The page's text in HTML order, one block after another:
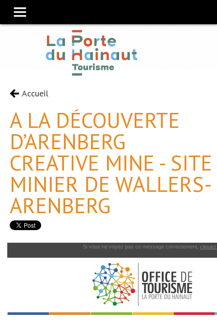
Accueil
A LA DÉCOUVERTE
D’ARENBERG
CREATIVE MINE - SITE
MINIER DE WALLERS-
ARENBERG
Si vous ne voyez pas ce message correctement,